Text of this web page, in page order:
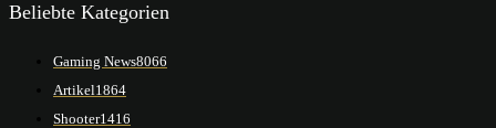
Beliebte Kategorien
Gaming News8066
Artikel1864
Shooter1416